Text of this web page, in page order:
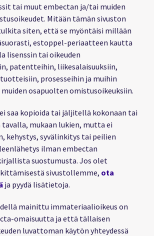
tai muut embectan ja/tai muiden
Mitään tämän sivuston
siten, että se myöntäisi millään
estoppel-periaatteen kautta
lisenssin tai oikeuden
patentteihin, liikesalaisuuksiin,
prosesseihin ja muihin
osapuolten omistusoikeuksiin.
saa kopioida tai jäljitellä kokonaan tai
mukaan lukien, mutta ei
kehystys, syvälinkitys tai peilien
ilman embectan
suostumusta. Jos olet
sivustollemme, ota
ja pyydä lisätietoja.
mainittu immateriaalioikeus on
omaisuutta ja että tällaisen
luvattoman käytön yhteydessä